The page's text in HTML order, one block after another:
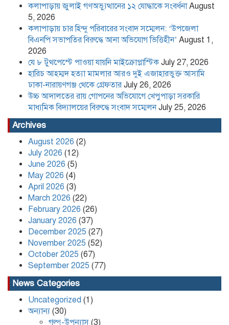
উচ্চ আদালতের রায় গোপনের অভিযোগে
বিরুদ্ধে সংবাদ সম্মেলন
২০২৬-২০২৭ কমিটি গঠন
পদত্যাগ করলেন রাষ্ট্রপতি
Kafi Sued Over Alleged Land
Grabbing and Extortion
কলাপাড়ায় ৪০ পিস ইয়াবা সহ এক যুবক
গ্রেপ্তার
কলাপাড়ায় জুলাই গণঅভ্যুত্থানের ১২ যোদ্ধাকে সংবর্ধনা August
5, 2026
কলাপাড়ায় চার হিন্দু পরিবারের সংবাদ সম্মেলন: ‘উপজেলা
বিএনপি সভাপতির বিরুদ্ধে আনা অভিযোগ ভিত্তিহীন’ August 1,
2026
যে ৮ টুথপেস্টে পাওয়া যায়নি মাইক্রোপ্লাস্টিক July 27, 2026
হারিচ আহম্মদ হত্যা মামলার আরও দুই এজাহারভুক্ত আসামি
ঢাকা-নারায়ণগঞ্জ থেকে গ্রেফতার July 26, 2026
উচ্চ আদালতের রায় গোপনের অভিযোগে খেপুপাড়া সরকারি
মাধ্যমিক বিদ্যালয়ের বিরুদ্ধে সংবাদ সম্মেলন July 25, 2026
Archives
August 2026 (2)
July 2026 (12)
June 2026 (5)
May 2026 (4)
April 2026 (3)
March 2026 (22)
February 2026 (26)
January 2026 (37)
December 2025 (27)
November 2025 (52)
October 2025 (67)
September 2025 (77)
News Categories
Uncategorized (1)
অন্যান্য (30)
গল্প-উপন্যাস (3)